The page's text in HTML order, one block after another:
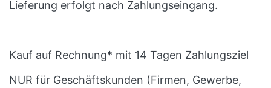
Lieferung erfolgt nach Zahlungseingang.
Kauf auf Rechnung* mit 14 Tagen Zahlungsziel
NUR für Geschäftskunden (Firmen, Gewerbe,